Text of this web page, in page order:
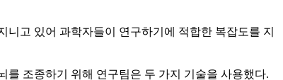
고 있어 과학자들이 연구하기에 적합한 복잡도를 지
조종하기 위해 연구팀은 두 가지 기술을 사용했다.